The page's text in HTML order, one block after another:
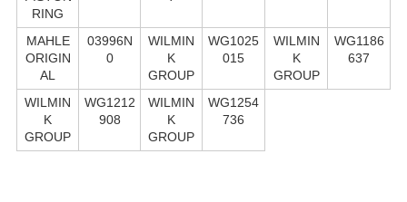
RING
MAHLE
ORIGIN
AL
03996N
0
WILMIN
K
GROUP
WG1025
015
WILMIN
K
GROUP
WG1186
637
WILMIN
K
GROUP
WG1212
908
WILMIN
K
GROUP
WG1254
736